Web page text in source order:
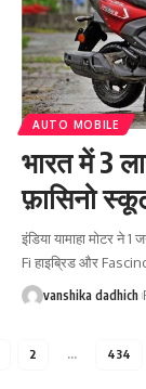
AUTO MOBILE
भारत में 3
फ़ासिनो
इंडिया यामाहा मोटर ने
Fi हाइब्रिड और
vanshika dadhich
2 … 434